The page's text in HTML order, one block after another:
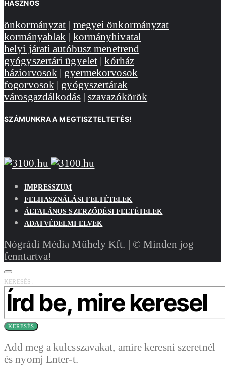
HASZNOS
önkormányzat | megyei önkormányzat
kormányablak | kormányhivatal
helyi járati autóbusz menetrend
gyógyszertári ügyelet |kórház
háziorvosok | gyermekorvosok
fogorvosok | gyógyszertárak
városgazdálkodás| szavazókörök
SZÁMUNKRA A MEGTISZTELTETÉS!
IMPRESSZUM
FELHASZNÁLÁSI FELTÉTELEK
ÁLTALÁNOS SZERZŐDÉSI FELTÉTELEK
ADATVÉDELMI ELVEK
Nógrádi Média Műhely Kft. | © Minden jog
fenntartva!
KERESÉS:
KERESÉS
Add meg a kulcsszavakat, amire keresni szeretnél
és nyomj Enter-t.